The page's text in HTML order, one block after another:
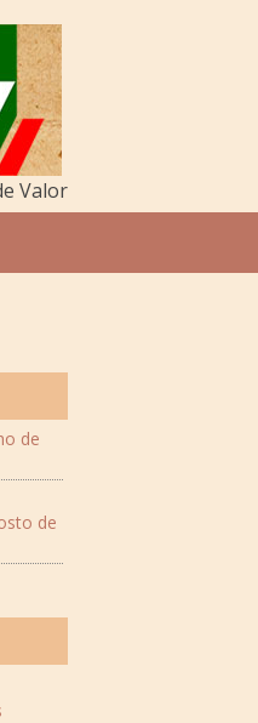
Valor
de
de